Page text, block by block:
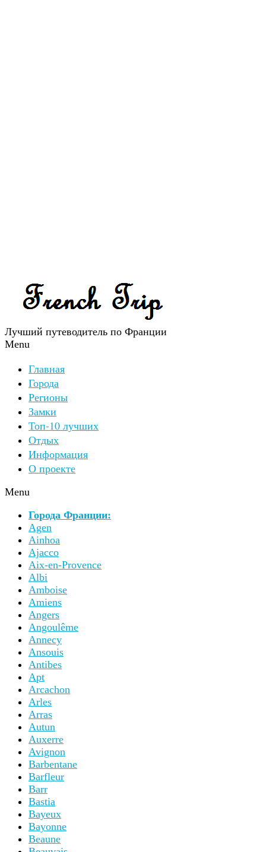
Лучший путеводитель по Франции
Menu
Главная
Города
Регионы
Замки
Топ-10 лучших
Отдых
Информация
О проекте
Menu
Города Франции:
Agen
Ainhoa
Ajacco
Aix-en-Provence
Albi
Amboise
Amiens
Angers
Angoulême
Annecy
Ansouis
Antibes
Apt
Arcachon
Arles
Arras
Autun
Auxerre
Avignon
Barbentane
Barfleur
Barr
Bastia
Bayeux
Bayonne
Beaune